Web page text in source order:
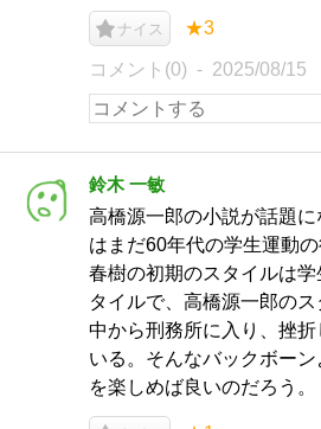
ナイス ★3
コメント(0) 2025/08/15
鈴木 一敏
高橋源一郎の小説が話題
はまだ60年代の学生運動
春樹の初期のスタイルは
タイルで、高橋源一郎の
中から刑務所に入り、挫
いる。そんなバックボー
を楽しめば良いのだろう。